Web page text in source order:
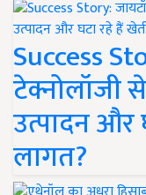
Success
टेक्नोलॉजी
उत्पादन और
लागत?